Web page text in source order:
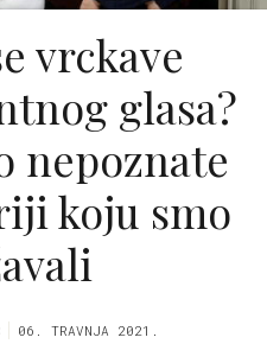
vrckave
glasa?
nepoznate
koju smo
06. TRAVNJA 2021.